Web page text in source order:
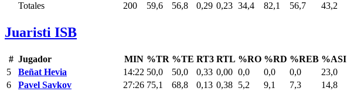
Totales
200 59,6 56,8 0,29 0,23 34,4 82,1 56,7 43,2
Juaristi ISB
# Jugador MIN %TR %TE RT3 RTL %RO %RD %REB %ASI
5
Beñat Hevia 14:22 50,0 50,0 0,33 0,00 0,0 0,0 0,0 23,0
6
Pavel Savkov 27:26 75,1 68,8 0,13 0,38 5,2 9,1 7,3 14,8